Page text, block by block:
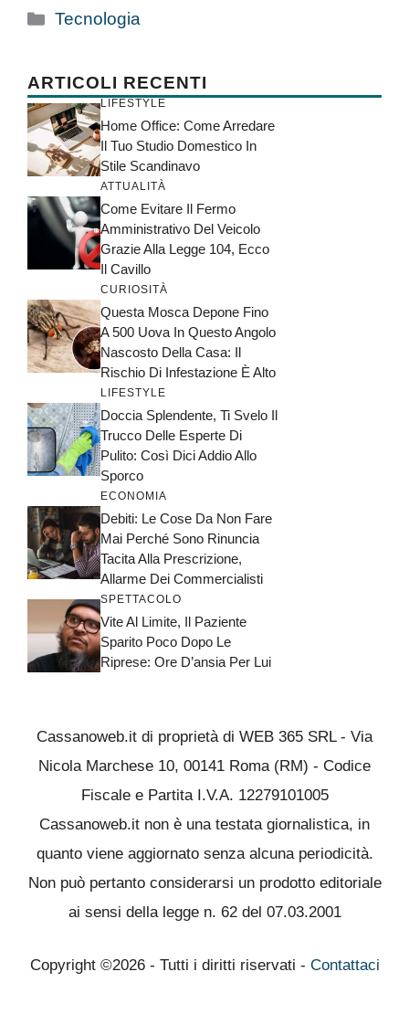
Categorie
Tecnologia
ARTICOLI RECENTI
LIFESTYLE
Home Office: Come Arredare
Il Tuo Studio Domestico In
Stile Scandinavo
ATTUALITÀ
Come Evitare Il Fermo
Amministrativo Del Veicolo
Grazie Alla Legge 104, Ecco
Il Cavillo
CURIOSITÀ
Questa Mosca Depone Fino
A 500 Uova In Questo Angolo
Nascosto Della Casa: Il
Rischio Di Infestazione È Alto
LIFESTYLE
Doccia Splendente, Ti Svelo Il
Trucco Delle Esperte Di
Pulito: Così Dici Addio Allo
Sporco
ECONOMIA
Debiti: Le Cose Da Non Fare
Mai Perché Sono Rinuncia
Tacita Alla Prescrizione,
Allarme Dei Commercialisti
SPETTACOLO
Vite Al Limite, Il Paziente
Sparito Poco Dopo Le
Riprese: Ore D’ansia Per Lui
Cassanoweb.it di proprietà di WEB 365 SRL - Via
Nicola Marchese 10, 00141 Roma (RM) - Codice
Fiscale e Partita I.V.A. 12279101005
Cassanoweb.it non è una testata giornalistica, in
quanto viene aggiornato senza alcuna periodicità.
Non può pertanto considerarsi un prodotto editoriale
ai sensi della legge n. 62 del 07.03.2001
Copyright ©2026 - Tutti i diritti riservati - Contattaci